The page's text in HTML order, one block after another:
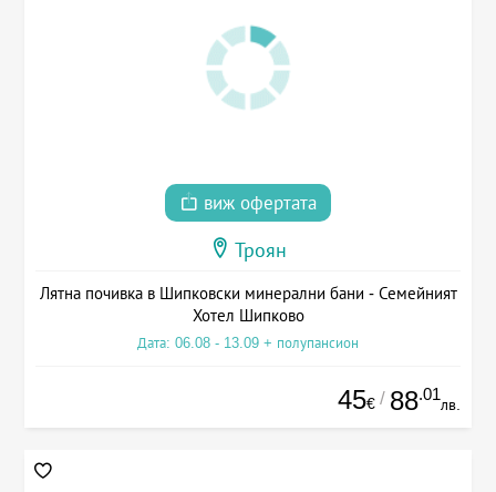
виж офертата
Троян
Лятна почивка в Шипковски минерални бани - Семейният
Хотел Шипково
Дата: 06.08 - 13.09 + полупансион
45€ / 88.01
лв.